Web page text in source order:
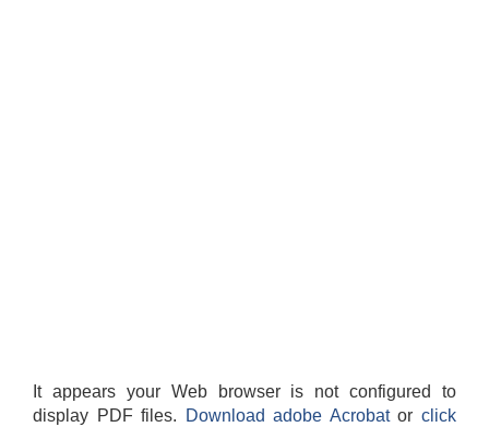
It appears your Web browser is not configured to
display PDF files.
Download adobe Acrobatorclick